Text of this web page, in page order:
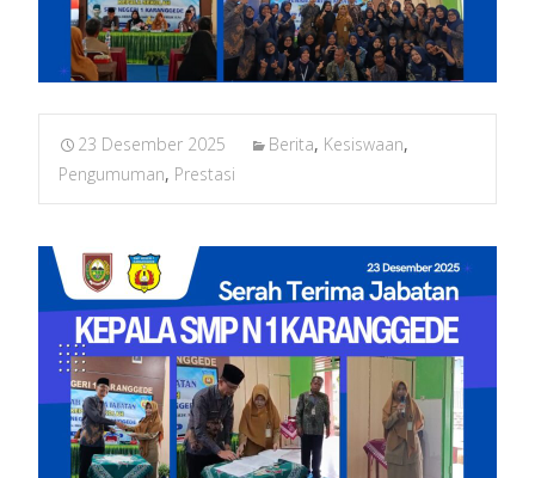
23 Desember 2025 Berita, Kesiswaan,
Pengumuman, Prestasi